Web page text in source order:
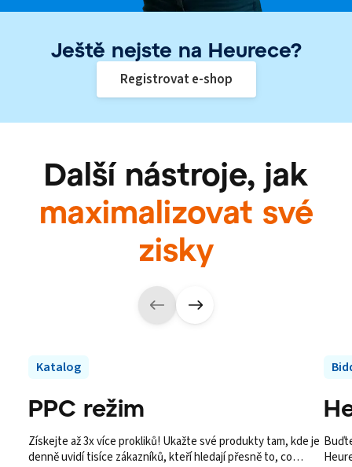
Ještě nejste na Heurece?
Registrovat e-shop
Další nástroje, jak
maximalizovat své
zisky
Katalog
PPC režim
Získejte až 3x více prokliků! Ukažte své produkty tam, kde je
denně uvidí tisíce zákazníků, kteří hledají přesně to, co